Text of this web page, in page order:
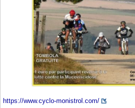
https://www.cyclo-monistrol.com/